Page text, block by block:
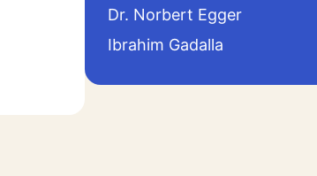
Dr. Norbert Egger
Ibrahim Gadalla